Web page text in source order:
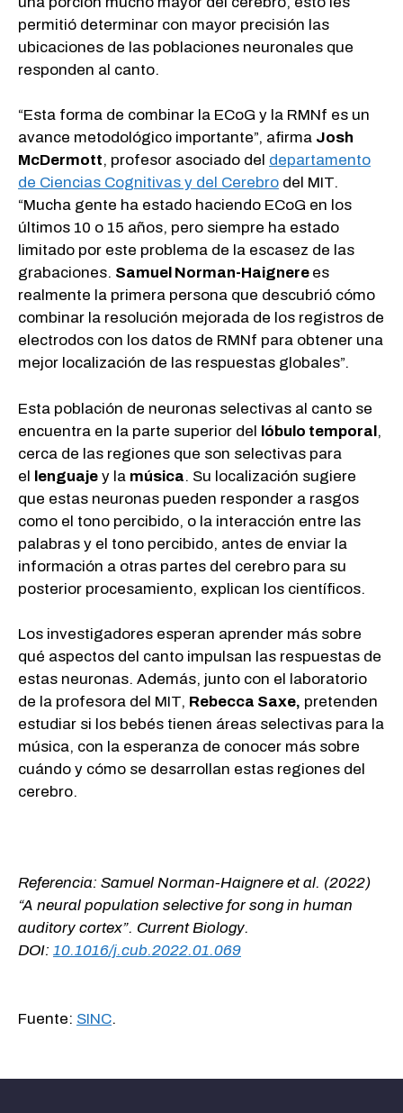
permitió determinar con mayor precisión las
ubicaciones de las poblaciones neuronales que
responden al canto.
“Esta forma de combinar la ECoG y la RMNf es un
avance metodológico importante”, afirma Josh
McDermott, profesor asociado del departamento
de Ciencias Cognitivas y del Cerebro del MIT.
“Mucha gente ha estado haciendo ECoG en los
últimos 10 o 15 años, pero siempre ha estado
limitado por este problema de la escasez de las
grabaciones. Samuel Norman-Haignere es
realmente la primera persona que descubrió cómo
combinar la resolución mejorada de los registros de
electrodos con los datos de RMNf para obtener una
mejor localización de las respuestas globales”.
Esta población de neuronas selectivas al canto se
encuentra en la parte superior del lóbulo temporal,
cerca de las regiones que son selectivas para
el lenguaje y la música. Su localización sugiere
que estas neuronas pueden responder a rasgos
como el tono percibido, o la interacción entre las
palabras y el tono percibido, antes de enviar la
información a otras partes del cerebro para su
posterior procesamiento, explican los científicos.
Los investigadores esperan aprender más sobre
qué aspectos del canto impulsan las respuestas de
estas neuronas. Además, junto con el laboratorio
de la profesora del MIT, Rebecca Saxe, pretenden
estudiar si los bebés tienen áreas selectivas para la
música, con la esperanza de conocer más sobre
cuándo y cómo se desarrollan estas regiones del
cerebro.
Referencia: Samuel Norman-Haignere et al. (2022)
“A neural population selective for song in human
auditory cortex”. Current Biology.
DOI: 10.1016/j.cub.2022.01.069
Fuente: SINC.